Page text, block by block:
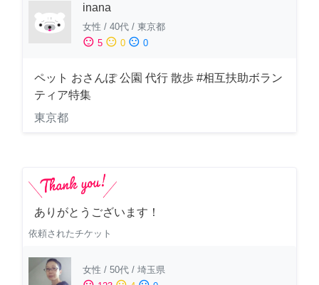
inana
女性 / 40代 / 東京都
sentiment_satisfied 5 sentiment_neutral 0 sentiment_dissatisfied 0
ペット おさんぽ 公園 代行 散歩 #相互扶助ボラン
ティア特集
東京都
ありがとうございます！
依頼されたチケット
女性 / 50代 / 埼玉県